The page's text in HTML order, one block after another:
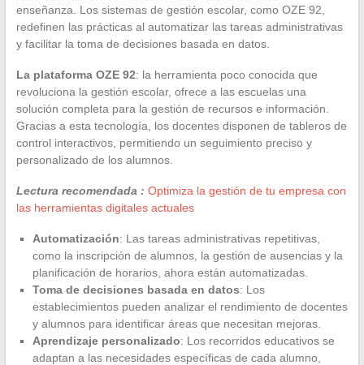
enseñanza. Los sistemas de gestión escolar, como OZE 92,
redefinen las prácticas al automatizar las tareas administrativas
y facilitar la toma de decisiones basada en datos.
La plataforma OZE 92: la herramienta poco conocida que
revoluciona la gestión escolar, ofrece a las escuelas una
solución completa para la gestión de recursos e información.
Gracias a esta tecnología, los docentes disponen de tableros de
control interactivos, permitiendo un seguimiento preciso y
personalizado de los alumnos.
Lectura recomendada : Optimiza la gestión de tu empresa con
las herramientas digitales actuales
Automatización: Las tareas administrativas repetitivas,
como la inscripción de alumnos, la gestión de ausencias y la
planificación de horarios, ahora están automatizadas.
Toma de decisiones basada en datos: Los
establecimientos pueden analizar el rendimiento de docentes
y alumnos para identificar áreas que necesitan mejoras.
Aprendizaje personalizado: Los recorridos educativos se
adaptan a las necesidades específicas de cada alumno,